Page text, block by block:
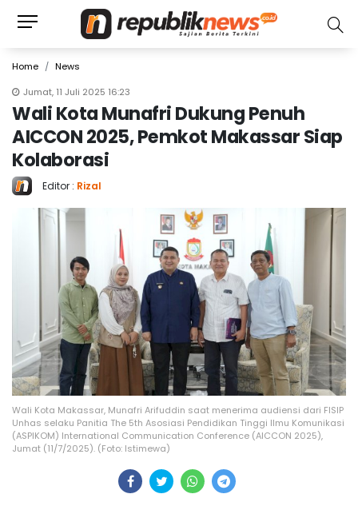
Home
News
Jumat, 11 Juli 2025 16:23
Wali Kota Munafri Dukung Penuh
AICCON 2025, Pemkot Makassar Siap
Kolaborasi
Editor : Rizal
Wali Kota Makassar, Munafri Arifuddin saat menerima audiensi dari FISIP
Unhas selaku Panitia The 5th Asosiasi Pendidikan Tinggi Ilmu Komunikasi
(ASPIKOM) International Communication Conference (AICCON 2025),
Jumat (11/7/2025). (Foto: Istimewa)